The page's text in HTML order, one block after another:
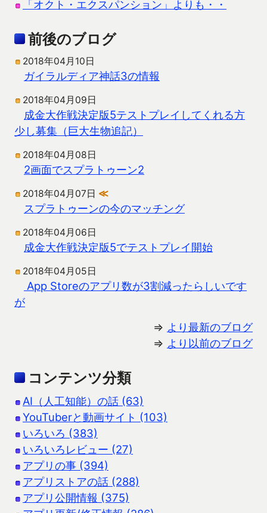
「オクト・エクスパンション」よりも・・
前後のブログ
2018年04月10日
ガイラルディア神話3の情報
2018年04月09日
成金大作戦決定版5テストプレイしてくれる方
少し募集（巨大生物追記）
2018年04月08日
2画面でスプラトゥーン2
2018年04月07日 ≪
スプラトゥーンの今のマッチング
2018年04月06日
成金大作戦決定版5でテストプレイ開始
2018年04月05日
App Storeのアプリ数が3割減ったらしいです
が
⇒ より最新のブログ
⇒ より以前のブログ
コンテンツ分類
AI（人工知能）の話 (63)
YouTuberと動画サイト (103)
いろいろ (383)
いろいろレビュー (27)
アプリの事 (394)
アプリストアの話 (288)
アプリ公開情報 (375)